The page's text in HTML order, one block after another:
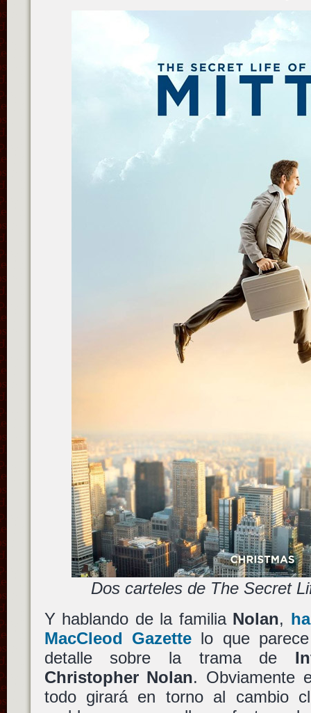
Dos carteles de The Secret
Y hablando de la familia Nolan,
MacCleod Gazettelo que
detalle sobre la trama de
Christopher Nolan. Obviamente
todo girará en torno al cambio